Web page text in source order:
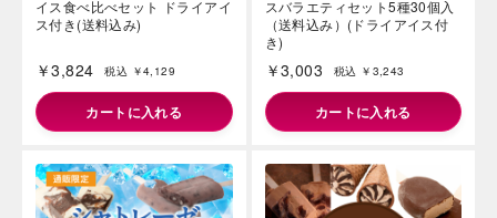
イス食べ比べセット ドライアイ
ス付き(送料込み)
￥3,824 税込 ￥4,129
カートに入れる
スバラエティセット5種30個入
（送料込み）(ドライアイス付
き)
￥3,003 税込 ￥3,243
カートに入れる